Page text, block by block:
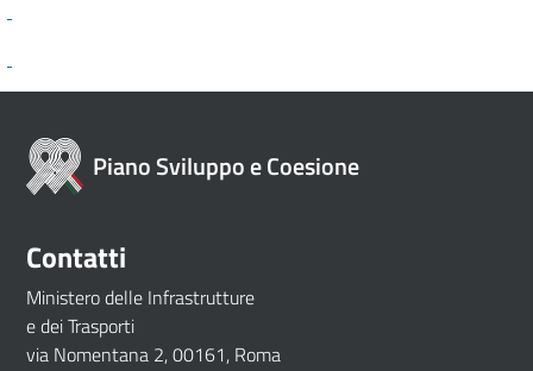
Piano Sviluppo e Coesione
Footer
menu
Contatti
Ministero delle Infrastrutture
e dei Trasporti
via Nomentana 2, 00161, Roma